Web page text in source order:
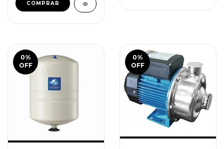
0%
OFF
0%
OFF